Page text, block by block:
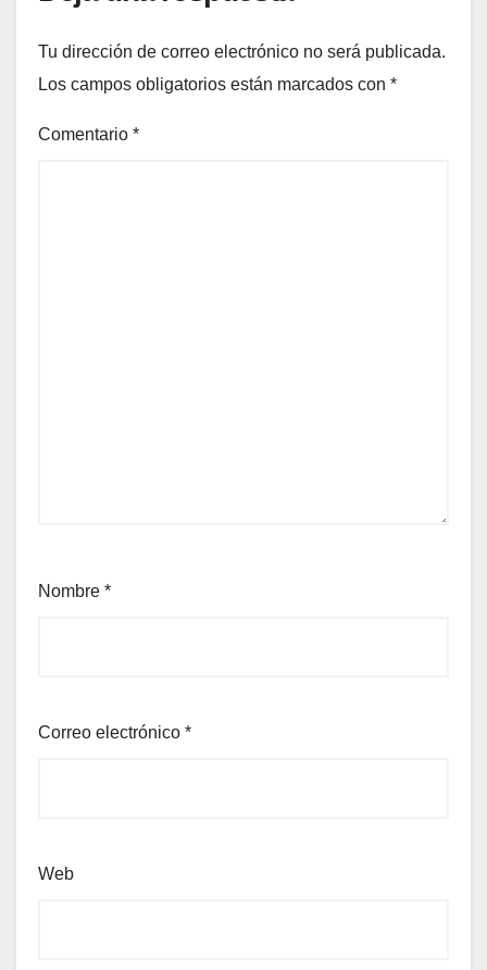
Tu dirección de correo electrónico no será publicada.
Los campos obligatorios están marcados con *
Comentario *
Nombre *
Correo electrónico *
Web